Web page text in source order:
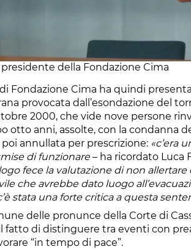
presidente della Fondazione Cima
Fondazione Cima ha quindi
provocata dall’esondazione del
2000, che vide nove persone
otto anni, assolte, con la condanna
poi annullata per prescrizione: «c’era
di funzionare– ha ricordato Luca
fece la valutazione di non
che avrebbe dato luogo
stata una forte critica a questa
delle pronunce della Corte di
fatto di distinguere tra eventi con
“in tempo di pace”.